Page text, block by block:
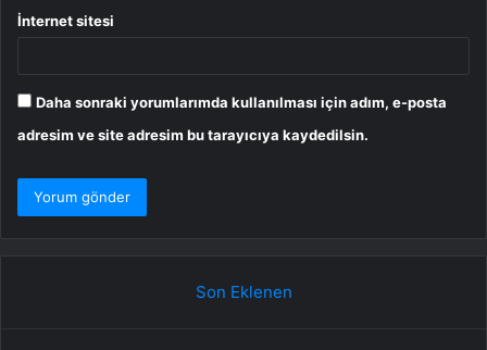
İnternet sitesi
Daha sonraki yorumlarımda kullanılması için adım, e-posta
adresim ve site adresim bu tarayıcıya kaydedilsin.
Son Eklenen